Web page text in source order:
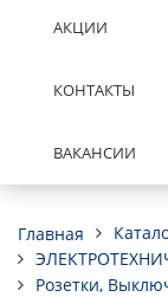
АКЦИИ
КОНТАКТЫ
ВАКАНСИИ
Главная
Розетки,